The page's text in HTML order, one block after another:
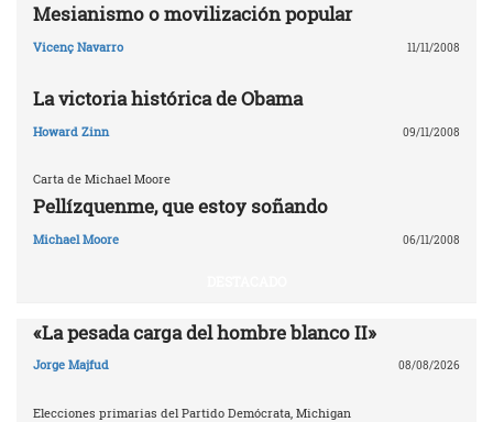
Mesianismo o movilización popular
Vicenç Navarro 11/11/2008
La victoria histórica de Obama
Howard Zinn 09/11/2008
Carta de Michael Moore
Pellízquenme, que estoy soñando
Michael Moore 06/11/2008
«La pesada carga del hombre blanco II»
Jorge Majfud 08/08/2026
Elecciones primarias del Partido Demócrata, Michigan